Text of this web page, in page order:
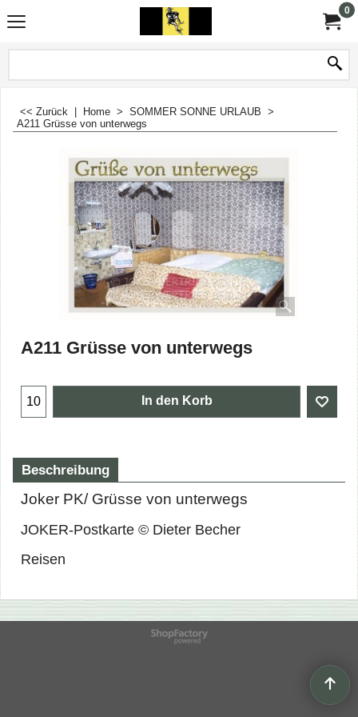
0
<< Zurück Home > SOMMER SONNE URLAUB >
A211 Grüsse von unterwegs
A211 Grüsse von unterwegs
In den Korb
Beschreibung
Joker PK/ Grüsse von unterwegs
JOKER-Postkarte © Dieter Becher
Reisen
WebShop erstellt mit
ShopFactory Shop